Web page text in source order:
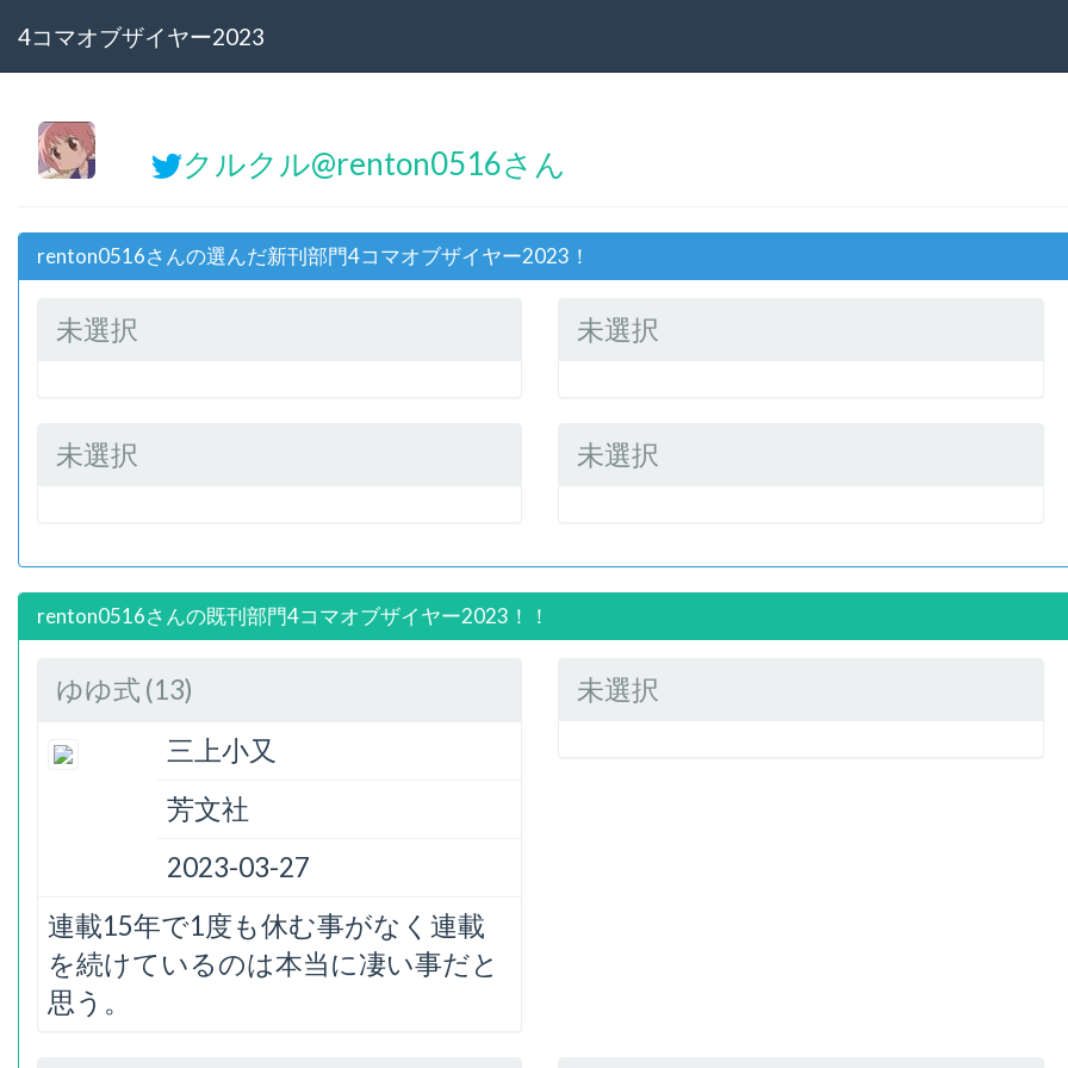
4コマオブザイヤー2023
クルクル@renton0516さん
renton0516さんの選んだ新刊部門4コマオブザイヤー2023！
未選択 未選択
未選択 未選択
renton0516さんの既刊部門4コマオブザイヤー2023！！
ゆゆ式 (13)
三上小又
芳文社
2023-03-27
連載15年で1度も休む事がなく連載
を続けているのは本当に凄い事だと
思う。
未選択